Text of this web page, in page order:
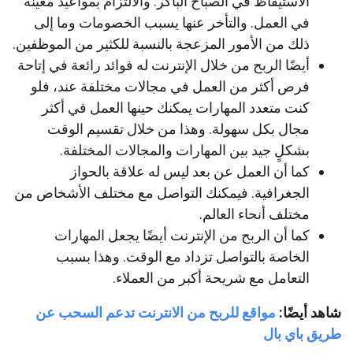
في العمل. والتأخر عنها يسبب الخصومات وما إلى
ذلك من الأمور المزعجة بالنسبة للكثير من الموظفين.
أيضًا الربح من خلال الإنترنت له فوائد رائعة في إتاحة
فرص أكثر من العمل في مجالات مختلفة عند، فلو
كنت متعدد المهارات يمكنك حينها العمل في أكثر
مجال بكل سهولة. وهذا من خلال تقسيم الوقت
بشكلٍ جيد بين المهارات والمجالات المختلفة.
كما أن العمل عن بعد ليس له علاقة بالحواز
الجغرافية. فيمكنك التواصل مع مختلف الأشخاص من
مختلف أنحاء العالم.
كما أن الربح من الإنترنت أيضًا يجعل المهارات
الخاصة بالتواصل تزداد مع الوقت. وهذا بسبب
التعامل مع شريحة أكبر من العملاء.
شاهد أيضًا: مواقع للربح من الانترنت تدعم السحب عن
طريق باي بال